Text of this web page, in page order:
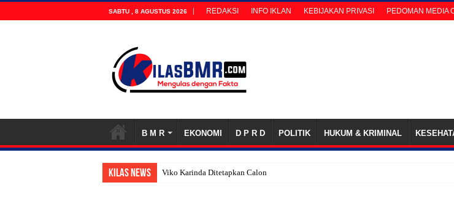
SABTU , 8 AGUSTUS 2026 REDAKSI INFO IKLAN KEBIJAKAN PRIVASI PEDOMAN MEDIA
B M R EKONOMI D P R D POLITIK HUKUM & KRIMINAL
KILAS NEWS Viko Karinda Ditetapkan Calon Tungg